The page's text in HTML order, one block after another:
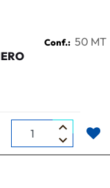
Conf.: 50 MT